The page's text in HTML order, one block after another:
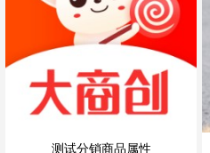
测试分销商品属性